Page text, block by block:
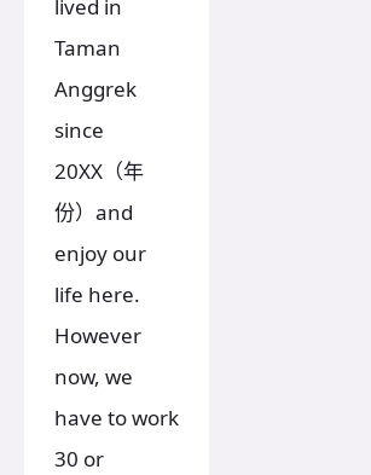
lived in
Taman
Anggrek
since
20XX（年
份）and
enjoy our
life here.
However
now, we
have to work
30 or